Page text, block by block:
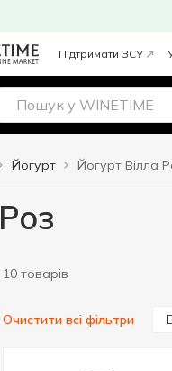
Підтримати ЗСУ
Йогурт Йогурт Вілла
10 товарів
Очистити всі фільтри